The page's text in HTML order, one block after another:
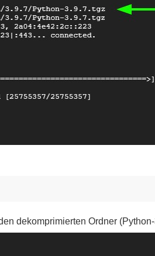
dekomprimierten Ordner